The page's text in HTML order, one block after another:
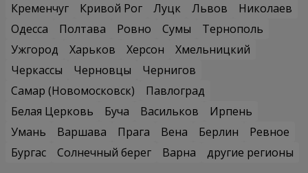
Кременчуг
Кривой Рог Луцк Львов
Николаев
Одесса
Полтава Ровно Сумы
Тернополь
Ужгород
Харьков Херсон
Хмельницкий
Черкассы
Черновцы
Чернигов
Самар (Новомосковск)
Павлоград
Белая Церковь
Буча Васильков
Ирпень
Умань
Варшава Прага Вена Берлин
Ревное
Бургас
Солнечный берег Варна
другие регионы